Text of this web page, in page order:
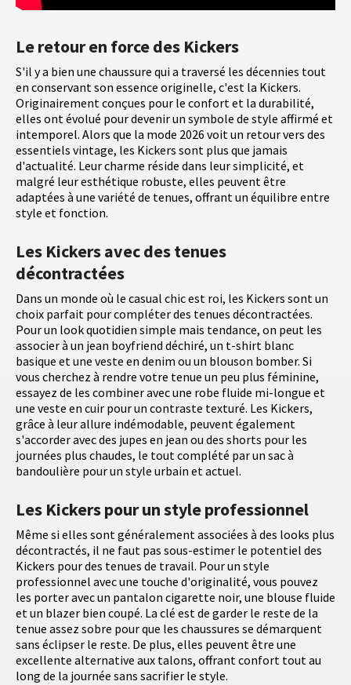
Le retour en force des Kickers
S'il y a bien une chaussure qui a traversé les décennies tout
en conservant son essence originelle, c'est la Kickers.
Originairement conçues pour le confort et la durabilité,
elles ont évolué pour devenir un symbole de style affirmé et
intemporel. Alors que la mode 2026 voit un retour vers des
essentiels vintage, les Kickers sont plus que jamais
d'actualité. Leur charme réside dans leur simplicité, et
malgré leur esthétique robuste, elles peuvent être
adaptées à une variété de tenues, offrant un équilibre entre
style et fonction.
Les Kickers avec des tenues
décontractées
Dans un monde où le casual chic est roi, les Kickers sont un
choix parfait pour compléter des tenues décontractées.
Pour un look quotidien simple mais tendance, on peut les
associer à un jean boyfriend déchiré, un t-shirt blanc
basique et une veste en denim ou un blouson bomber. Si
vous cherchez à rendre votre tenue un peu plus féminine,
essayez de les combiner avec une robe fluide mi-longue et
une veste en cuir pour un contraste texturé. Les Kickers,
grâce à leur allure indémodable, peuvent également
s'accorder avec des jupes en jean ou des shorts pour les
journées plus chaudes, le tout complété par un sac à
bandoulière pour un style urbain et actuel.
Les Kickers pour un style professionnel
Même si elles sont généralement associées à des looks plus
décontractés, il ne faut pas sous-estimer le potentiel des
Kickers pour des tenues de travail. Pour un style
professionnel avec une touche d'originalité, vous pouvez
les porter avec un pantalon cigarette noir, une blouse fluide
et un blazer bien coupé. La clé est de garder le reste de la
tenue assez sobre pour que les chaussures se démarquent
sans éclipser le reste. De plus, elles peuvent être une
excellente alternative aux talons, offrant confort tout au
long de la journée sans sacrifier le style.